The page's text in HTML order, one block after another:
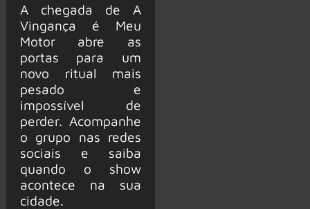
A chegada de A
Vingança é Meu
Motor abre as
portas para um
novo ritual mais
pesado e
impossível de
perder. Acompanhe
o grupo nas redes
sociais e saiba
quando o show
acontece na sua
cidade.